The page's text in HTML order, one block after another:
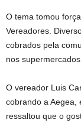
O tema tomou
Vereadores.
cobrados pela
nos
O vereador Luis
cobrando a Aegea,
ressaltou que o